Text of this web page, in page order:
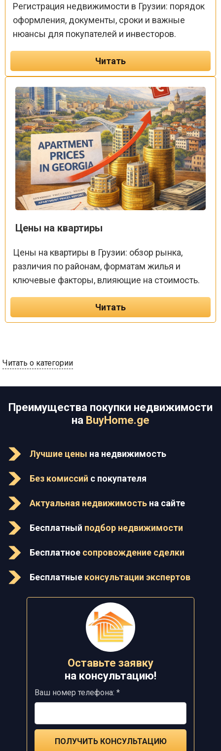
Регистрация недвижимости в Грузии: порядок
оформления, документы, сроки и важные
нюансы для покупателей и инвесторов.
Читать
Цены на квартиры
Цены на квартиры в Грузии: обзор рынка,
различия по районам, форматам жилья и
ключевые факторы, влияющие на стоимость.
Читать
Читать о категории
Преимущества покупки недвижимости
на BuyHome.ge
Лучшие цены на недвижимость
Без комиссий с покупателя
Актуальная недвижимость на сайте
Бесплатный подбор недвижимости
Бесплатное сопровождение сделки
Бесплатные консультации экспертов
Оставьте заявку
на консультацию!
Ваш номер телефона: *
ПОЛУЧИТЬ КОНСУЛЬТАЦИЮ